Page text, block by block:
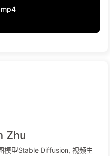
Zhu
模型Stable Diffusion, 视频生